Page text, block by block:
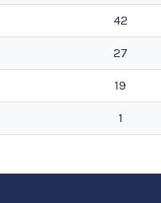
42
27
19
1